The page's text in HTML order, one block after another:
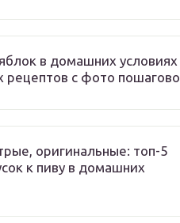
в домашних условиях
рецептов с фото пошагово
оригинальные: топ-5
к пиву в домашних